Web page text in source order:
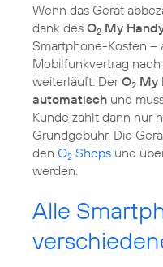
Wenn das Gerät
dank des O2 My
Smartphone-Kosten –
Mobilfunkvertrag
weiterläuft. DerO2 My
automatisch und
Kunde zahlt dann nur
Grundgebühr. Die
den O2 Shops und
werden.
Alle